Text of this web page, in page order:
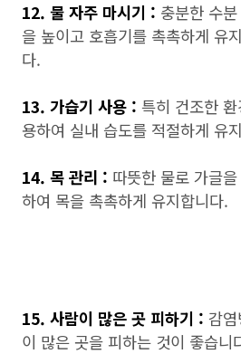
12. 물 자주 마시기 : 충분한 수
을 높이고 호흡기를 촉촉하게 유
다.
13. 가습기 사용 : 특히 건조한
용하여 실내 습도를 적절하게 유
14. 목 관리 : 따뜻한 물로 가글
하여 목을 촉촉하게 유지합니다.
15. 사람이 많은 곳 피하기 : 감
이 많은 곳을 피하는 것이 좋습니